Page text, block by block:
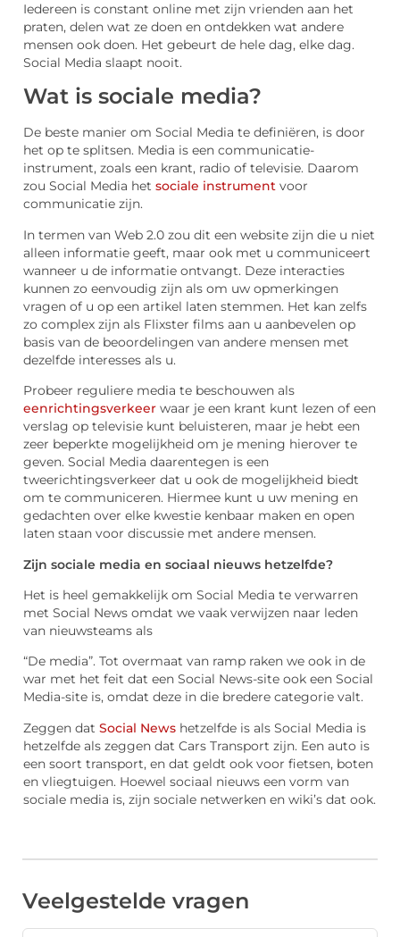
Iedereen is constant online met zijn vrienden aan het
praten, delen wat ze doen en ontdekken wat andere
mensen ook doen. Het gebeurt de hele dag, elke dag.
Social Media slaapt nooit.
Wat is sociale media?
De beste manier om Social Media te definiëren, is door
het op te splitsen. Media is een communicatie-
instrument, zoals een krant, radio of televisie. Daarom
zou Social Media het sociale instrument voor
communicatie zijn.
In termen van Web 2.0 zou dit een website zijn die u niet
alleen informatie geeft, maar ook met u communiceert
wanneer u de informatie ontvangt. Deze interacties
kunnen zo eenvoudig zijn als om uw opmerkingen
vragen of u op een artikel laten stemmen. Het kan zelfs
zo complex zijn als Flixster films aan u aanbevelen op
basis van de beoordelingen van andere mensen met
dezelfde interesses als u.
Probeer reguliere media te beschouwen als
eenrichtingsverkeer waar je een krant kunt lezen of een
verslag op televisie kunt beluisteren, maar je hebt een
zeer beperkte mogelijkheid om je mening hierover te
geven. Social Media daarentegen is een
tweerichtingsverkeer dat u ook de mogelijkheid biedt
om te communiceren. Hiermee kunt u uw mening en
gedachten over elke kwestie kenbaar maken en open
laten staan ​​voor discussie met andere mensen.
Zijn sociale media en sociaal nieuws hetzelfde?
Het is heel gemakkelijk om Social Media te verwarren
met Social News omdat we vaak verwijzen naar leden
van nieuwsteams als
“De media”. Tot overmaat van ramp raken we ook in de
war met het feit dat een Social News-site ook een Social
Media-site is, omdat deze in die bredere categorie valt.
Zeggen dat Social News hetzelfde is als Social Media is
hetzelfde als zeggen dat Cars Transport zijn. Een auto is
een soort transport, en dat geldt ook voor fietsen, boten
en vliegtuigen. Hoewel sociaal nieuws een vorm van
sociale media is, zijn sociale netwerken en wiki’s dat ook.
Veelgestelde vragen